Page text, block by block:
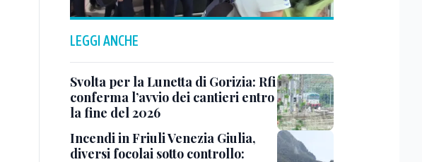
LEGGI ANCHE
Svolta per la Lunetta di Gorizia: Rfi
conferma l’avvio dei cantieri entro
la fine del 2026
Incendi in Friuli Venezia Giulia,
diversi focolai sotto controllo: